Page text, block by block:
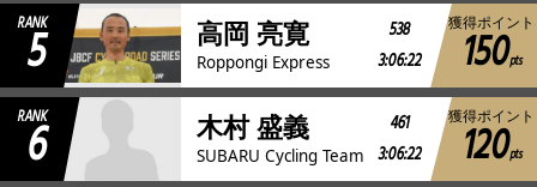
RANK
5 高岡 亮寛
Roppongi Express
538
3:06:22
獲得ポイント
150pts
RANK
6 木村 盛義
SUBARU Cycling Team
461
3:06:22
獲得ポイント
120pts